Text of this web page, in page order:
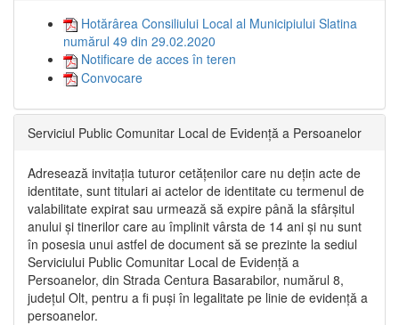
Hotărârea Consiliului Local al Municipiului Slatina
numărul 49 din 29.02.2020
Notificare de acces în teren
Convocare
Serviciul Public Comunitar Local de Evidență a Persoanelor
Adresează invitația tuturor cetățenilor care nu dețin acte de
identitate, sunt titulari ai actelor de identitate cu termenul de
valabilitate expirat sau urmează să expire până la sfârșitul
anului și tinerilor care au împlinit vârsta de 14 ani și nu sunt
în posesia unui astfel de document să se prezinte la sediul
Serviciului Public Comunitar Local de Evidență a
Persoanelor, din Strada Centura Basarabilor, numărul 8,
județul Olt, pentru a fi puși în legalitate pe linie de evidență a
persoanelor.